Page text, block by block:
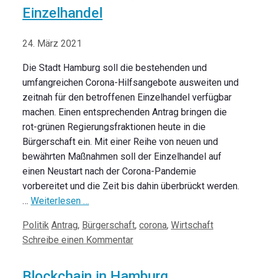
Einzelhandel
24. März 2021
Die Stadt Hamburg soll die bestehenden und
umfangreichen Corona-Hilfsangebote ausweiten und
zeitnah für den betroffenen Einzelhandel verfügbar
machen. Einen entsprechenden Antrag bringen die
rot-grünen Regierungsfraktionen heute in die
Bürgerschaft ein. Mit einer Reihe von neuen und
bewährten Maßnahmen soll der Einzelhandel auf
einen Neustart nach der Corona-Pandemie
vorbereitet und die Zeit bis dahin überbrückt werden.
… Weiterlesen …
Kategorien
Politik Schlagwörter
Antrag, Bürgerschaft, corona, Wirtschaft
Schreibe einen Kommentar